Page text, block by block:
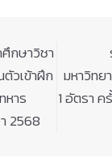
กษาวิชา
ตัวเข้าฝึก
หาร
2568
มหาวิท
1 อัตรา